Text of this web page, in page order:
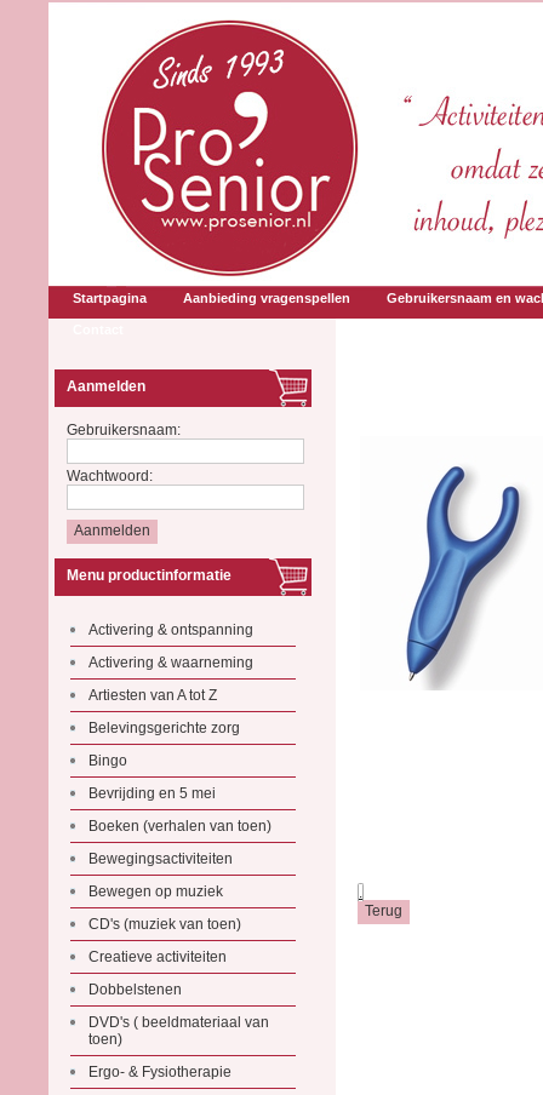
Startpagina Aanbieding vragenspellen Gebruikersnaam en
Aanmelden
Gebruikersnaam:
Wachtwoord:
Menu productinformatie
Activering & ontspanning
Activering & waarneming
Artiesten van A tot Z
Belevingsgerichte zorg
Bingo
Bevrijding en 5 mei
Boeken (verhalen van toen)
Bewegingsactiviteiten
Bewegen op muziek
CD's (muziek van toen)
Creatieve activiteiten
Dobbelstenen
DVD's ( beeldmateriaal van
toen)
Ergo- & Fysiotherapie
.